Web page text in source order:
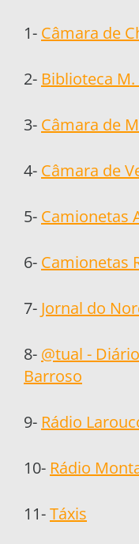
1- Câmara de
2- Biblioteca M.
3- Câmara de
4- Câmara de
5- Camionetas
6- Camionetas
7- Jornal do
8- @tual -
Barroso
9- Rádio
10- Rádio
11-Táxis